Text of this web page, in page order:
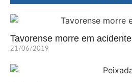
Tavorense morre em acidente
21/06/2019